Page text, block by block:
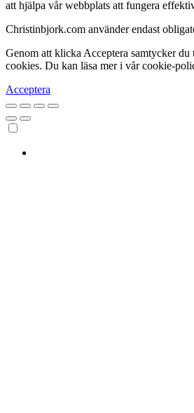
att hjälpa vår webbplats att fungera
Christinbjork.com använder endast
Genom att klicka Acceptera samtycker
cookies. Du kan läsa mer i vår cookie-
Acceptera